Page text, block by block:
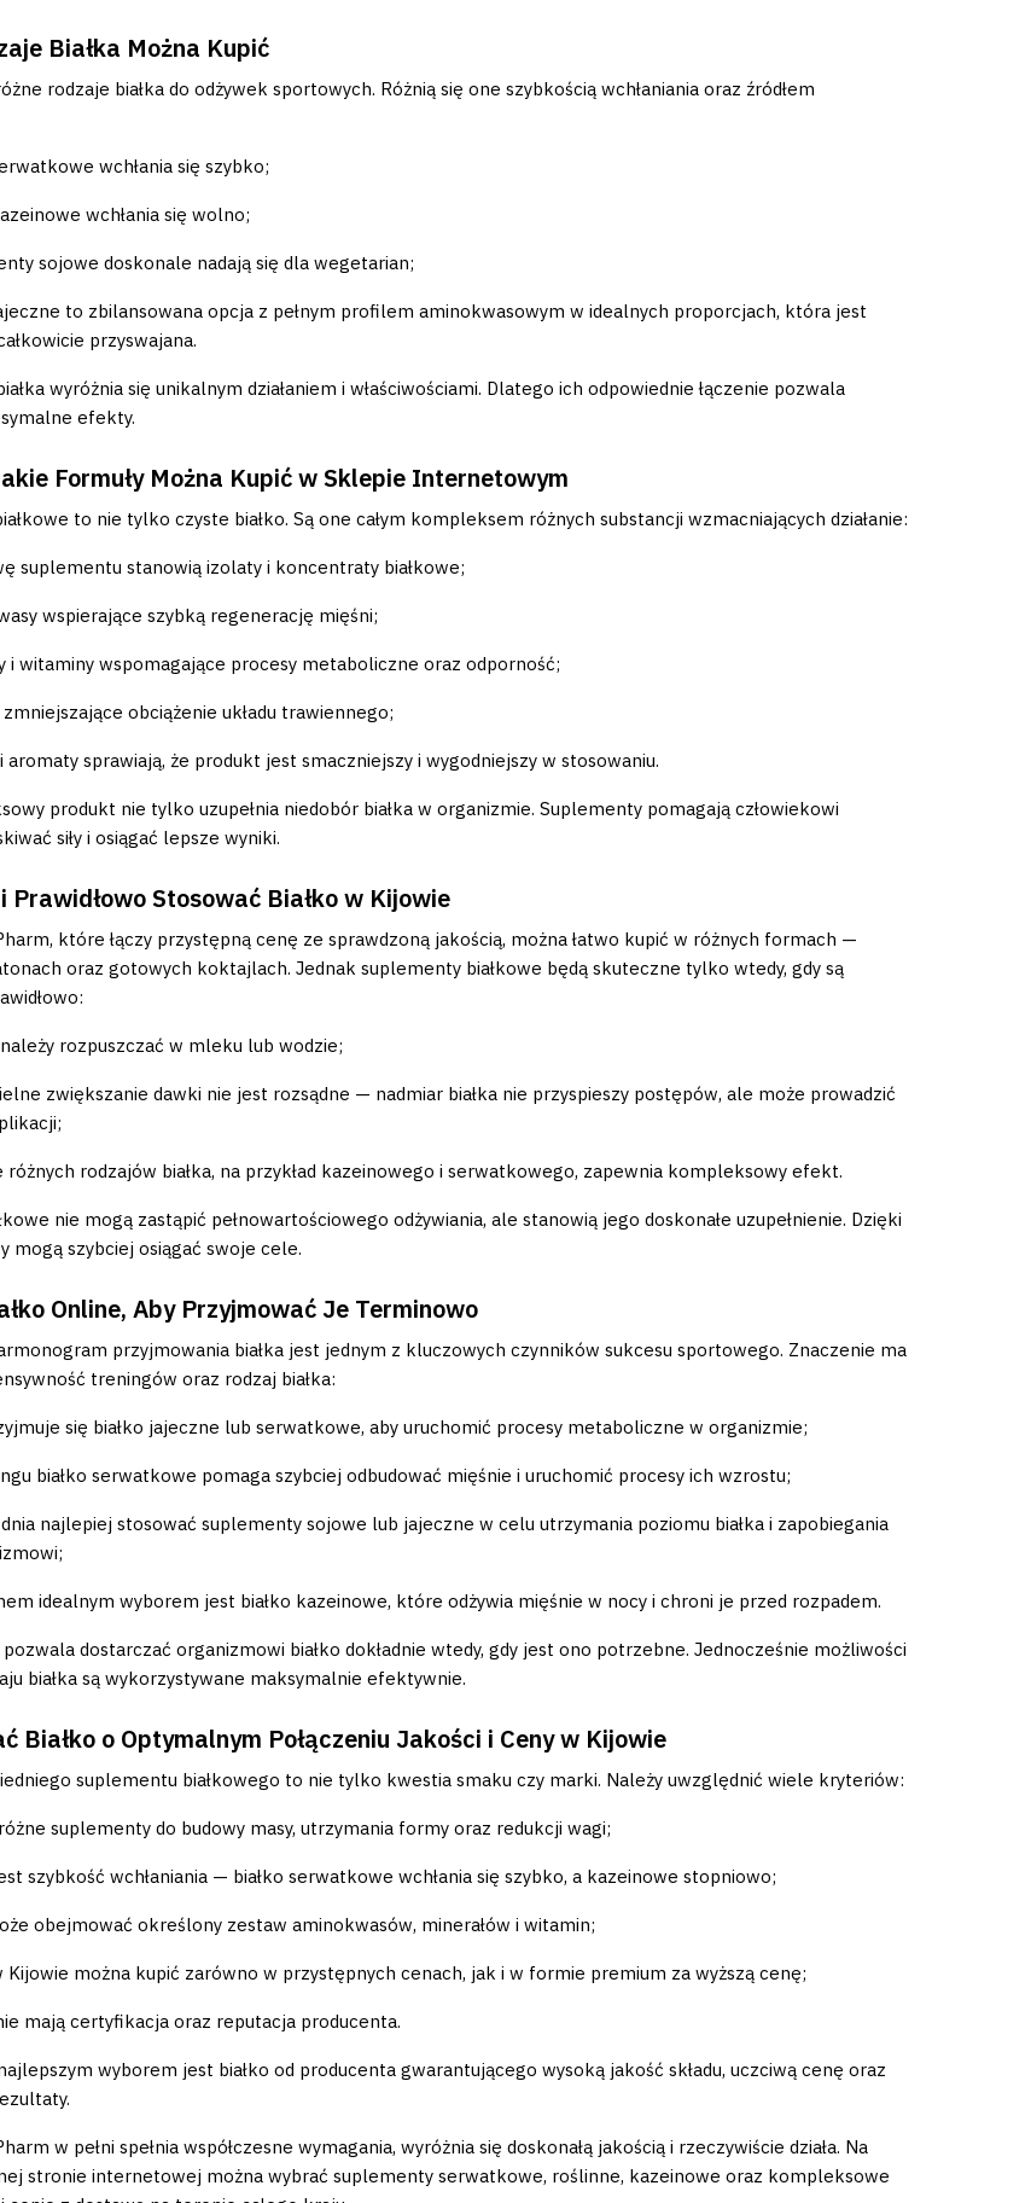
Białka Można Kupić
rodzaje białka do odżywek sportowych. Różnią się one szybkością wchłaniania oraz źródłem
wchłania się szybko;
wchłania się wolno;
sojowe doskonale nadają się dla wegetarian;
to zbilansowana opcja z pełnym profilem aminokwasowym w idealnych proporcjach, która jest
przyswajana.
wyróżnia się unikalnym działaniem i właściwościami. Dlatego ich odpowiednie łączenie pozwala
efekty.
Formuły Można Kupić w Sklepie Internetowym
to nie tylko czyste białko. Są one całym kompleksem różnych substancji wzmacniających działanie:
suplementu stanowią izolaty i koncentraty białkowe;
wspierające szybką regenerację mięśni;
i witaminy wspomagające procesy metaboliczne oraz odporność;
obciążenie układu trawiennego;
i aromaty sprawiają, że produkt jest smaczniejszy i wygodniejszy w stosowaniu.
produkt nie tylko uzupełnia niedobór białka w organizmie. Suplementy pomagają człowiekowi
siły i osiągać lepsze wyniki.
Prawidłowo Stosować Białko w Kijowie
które łączy przystępną cenę ze sprawdzoną jakością, można łatwo kupić w różnych formach —
oraz gotowych koktajlach. Jednak suplementy białkowe będą skuteczne tylko wtedy, gdy są
rozpuszczać w mleku lub wodzie;
zwiększanie dawki nie jest rozsądne — nadmiar białka nie przyspieszy postępów, ale może prowadzić
różnych rodzajów białka, na przykład kazeinowego i serwatkowego, zapewnia kompleksowy efekt.
nie mogą zastąpić pełnowartościowego odżywiania, ale stanowią jego doskonałe uzupełnienie. Dzięki
mogą szybciej osiągać swoje cele.
Online, Aby Przyjmować Je Terminowo
przyjmowania białka jest jednym z kluczowych czynników sukcesu sportowego. Znaczenie ma
treningów oraz rodzaj białka:
się białko jajeczne lub serwatkowe, aby uruchomić procesy metaboliczne w organizmie;
białko serwatkowe pomaga szybciej odbudować mięśnie i uruchomić procesy ich wzrostu;
najlepiej stosować suplementy sojowe lub jajeczne w celu utrzymania poziomu białka i zapobiegania
idealnym wyborem jest białko kazeinowe, które odżywia mięśnie w nocy i chroni je przed rozpadem.
dostarczać organizmowi białko dokładnie wtedy, gdy jest ono potrzebne. Jednocześnie możliwości
białka są wykorzystywane maksymalnie efektywnie.
Białko o Optymalnym Połączeniu Jakości i Ceny w Kijowie
suplementu białkowego to nie tylko kwestia smaku czy marki. Należy uwzględnić wiele kryteriów:
suplementy do budowy masy, utrzymania formy oraz redukcji wagi;
szybkość wchłaniania — białko serwatkowe wchłania się szybko, a kazeinowe stopniowo;
obejmować określony zestaw aminokwasów, minerałów i witamin;
Kijowie można kupić zarówno w przystępnych cenach, jak i w formie premium za wyższą cenę;
mają certyfikacja oraz reputacja producenta.
wyborem jest białko od producenta gwarantującego wysoką jakość składu, uczciwą cenę oraz
w pełni spełnia współczesne wymagania, wyróżnia się doskonałą jakością i rzeczywiście działa. Na
stronie internetowej można wybrać suplementy serwatkowe, roślinne, kazeinowe oraz kompleksowe